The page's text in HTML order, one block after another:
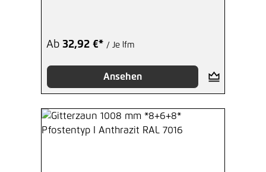
Ab 32,92 €* / Je lfm
Ansehen